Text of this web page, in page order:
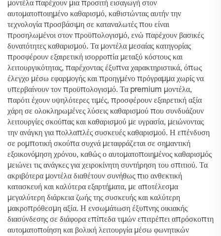
μοντέλα παρέχουν μια προσιτή εισαγωγή στον
αυτοματοποιημένο καθαρισμό, καθιστώντας αυτήν την
τεχνολογία προσβάσιμη σε καταναλωτές που είναι
προσηλωμένοι στον προϋπολογισμό, ενώ παρέχουν βασικές
δυνατότητες καθαρισμού. Τα μοντέλα μεσαίας κατηγορίας
προσφέρουν εξαιρετική ισορροπία μεταξύ κόστους και
λειτουργικότητας, παρέχοντας έξυπνα χαρακτηριστικά, όπως
έλεγχο μέσω εφαρμογής και προηγμένο πρόγραμμα χωρίς να
υπερβαίνουν τον προϋπολογισμό. Τα premium μοντέλα,
παρότι έχουν υψηλότερες τιμές, προσφέρουν εξαιρετική αξία
χάρη σε ολοκληρωμένες λύσεις καθαρισμού που συνδυάζουν
λειτουργίες σκούπας και καθαρισμού με υγρασία, μειώνοντας
την ανάγκη για πολλαπλές συσκευές καθαρισμού. Η επένδυση
σε ρομποτική σκούπα συχνά μεταφράζεται σε σημαντική
εξοικονόμηση χρόνου, καθώς ο αυτοματοποιημένος καθαρισμός
μειώνει τις ανάγκες για χειροκίνητη συντήρηση του σπιτιού. Τα
ακριβότερα μοντέλα διαθέτουν συνήθως πιο ανθεκτική
κατασκευή και καλύτερα εξαρτήματα, με αποτέλεσμα
μεγαλύτερη διάρκεια ζωής της συσκευής και καλύτερη
μακροπρόθεσμη αξία. Η ενσωμάτωση έξυπνης οικιακής
διασύνδεσης σε διάφορα επίπεδα τιμών επιτρέπει απρόσκοπτη
αυτοματοποίηση και βολική λειτουργία μέσω φωνητικών